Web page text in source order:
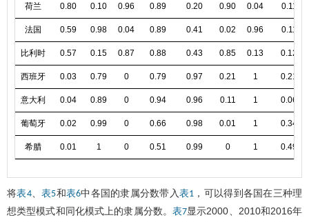
荷兰 0.80 0.10 0.96 0.89 0.20 0.90 0.04 0.11
法国 0.59 0.98 0.04 0.89 0.41 0.02 0.96 0.11
比利时 0.57 0.15 0.87 0.88 0.43 0.85 0.13 0.12
西班牙 0.03 0.79 0 0.79 0.97 0.21 1 0.21
意大利 0.04 0.89 0 0.94 0.96 0.11 1 0.06
葡萄牙 0.02 0.99 0 0.66 0.98 0.01 1 0.34
希腊 0.01 1 0 0.51 0.99 0 1 0.49
将表4、表5和表6中各国的隶属分数带入 表1 ，可以得到各国在三种理
想类型模式和同化模式上的隶属分数。 表7显示2000、2010和2016年